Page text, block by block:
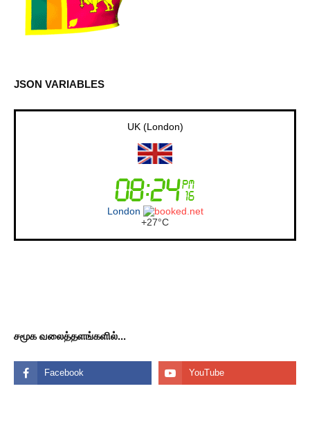
JSON VARIABLES
UK (London)
London
+27°C
சமூக வலைத்தளங்களில்...